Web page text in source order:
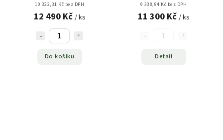
10 322,31 Kč bez DPH
12 490 Kč / ks
Do košíku
9 338,84 Kč bez DPH
11 300 Kč / ks
Detail